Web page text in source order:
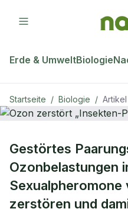
Erde & UmweltBiologie
Startseite / Biologie / Artikel
Ozon zerstört
Gestörtes
Ozonbelastungen
Sexualpheromone
zerstören und